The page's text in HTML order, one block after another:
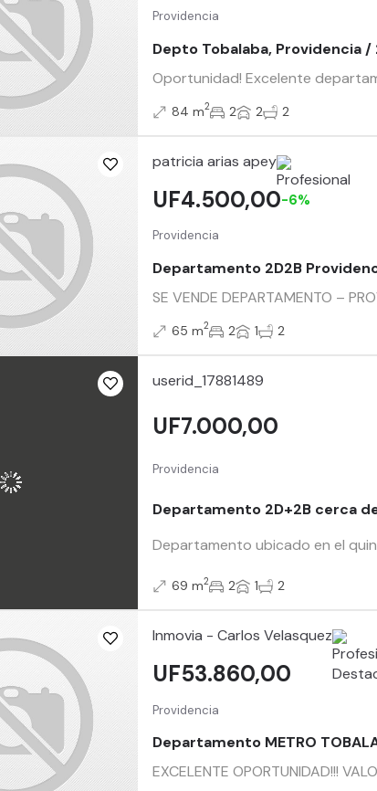
Providencia
Depto Tobalaba, Providencia
Oportunidad! Excelente
84 m2 2 2 2
patricia arias apey
Providencia
Departamento 2D2B
SE VENDE DEPARTAMENTO –
UF4.500,00-6%
65 m2 2 1 2
userid_17881489
Providencia
Departamento 2D+2B cerca
Departamento ubicado en el
UF7.000,00
69 m2 2 1 2
Inmovia - Carlos Velasquez
Providencia
Departamento METRO
EXCELENTE OPORTUNIDAD!!!
UF53.860,00